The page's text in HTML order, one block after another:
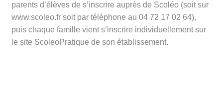
parents d’élèves de s’inscrire auprès de Scoléo (soit sur
www.scoleo.fr soit par téléphone au 04 72 17 02 64),
puis chaque famille vient s’inscrire individuellement sur
le site ScoleoPratique de son établissement.